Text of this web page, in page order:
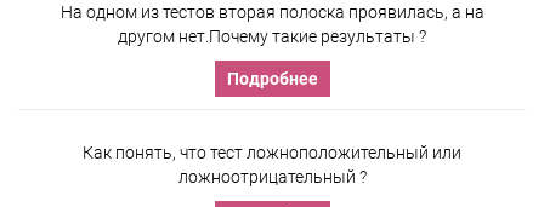
На одном из тестов вторая полоска проявилась, а на
другом нет.Почему такие результаты ?
Подробнее
Как понять, что тест ложноположительный или
ложноотрицательный ?